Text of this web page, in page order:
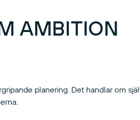
AMBITION
planering. Det handlar om